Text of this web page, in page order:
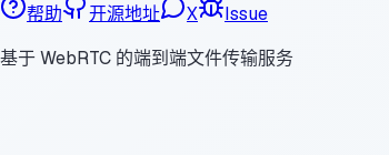
帮助 开源地址 X
Issue
基于 WebRTC 的端到端文件传输服务